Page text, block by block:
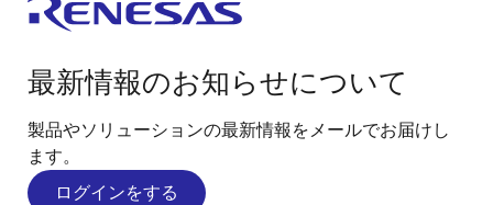
最新情報のお知らせについて
製品やソリューションの最新情報をメールでお届けし
ます。
ログインをする